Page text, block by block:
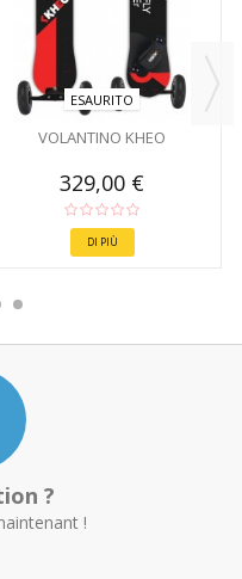
ESAURITO
VOLANTINO KHEO
329,00 €
DI PIÙ
?
!